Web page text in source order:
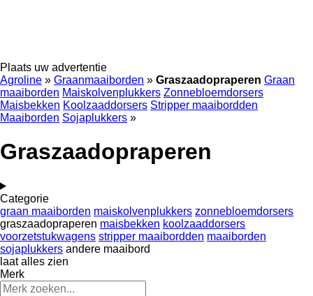
Plaats uw advertentie
Agroline » Graanmaaiborden » Graszaadopraperen Graan
maaiborden Maiskolvenplukkers Zonnebloemdorsers
Maisbekken Koolzaaddorsers Stripper maaibordden
Maaiborden Sojaplukkers »
Graszaadopraperen
Categorie
graan maaiborden maiskolvenplukkers zonnebloemdorsers
graszaadopraperen maisbekken koolzaaddorsers
voorzetstukwagens stripper maaibordden maaiborden
sojaplukkers andere maaibord
laat alles zien
Merk